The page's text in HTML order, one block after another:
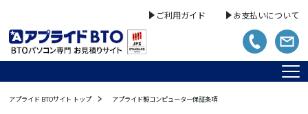
ご利用ガイド お支払いについて
アプライド BTOサイト トップ アプライド製コンピューター保証条項